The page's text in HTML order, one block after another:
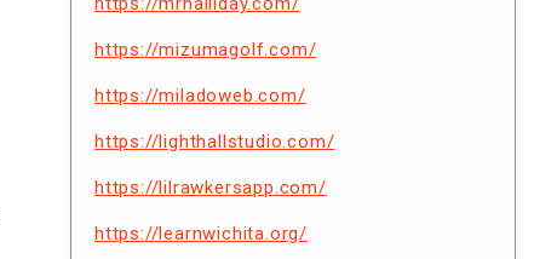
https://mizumagolf.com/
https://miladoweb.com/
https://lighthallstudio.com/
https://lilrawkersapp.com/
https://learnwichita.org/